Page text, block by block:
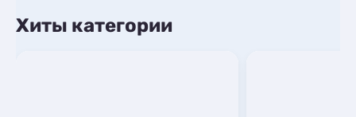
Хиты категории